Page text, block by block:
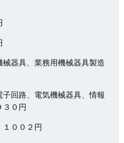
器具、業務用機械器具製造
回路、電気機械器具、情報
０円
００２円